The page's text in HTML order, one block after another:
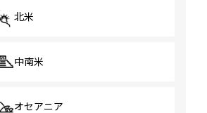
北米
中南米
オセアニア